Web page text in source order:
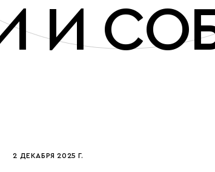
И
2 ДЕКАБРЯ 2025 Г.